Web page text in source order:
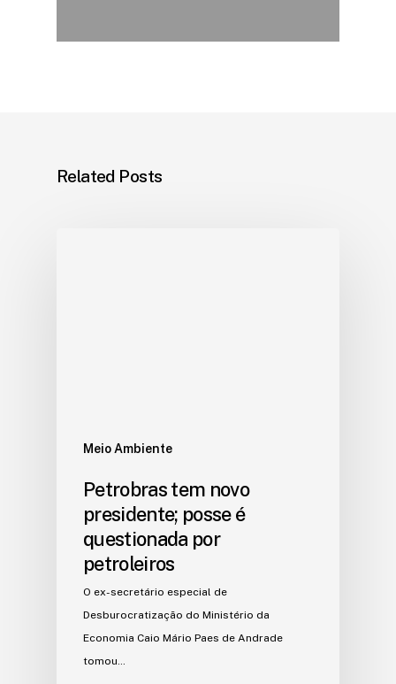
Related Posts
Meio Ambiente
Petrobras tem novo
presidente; posse é
questionada por
petroleiros
O ex-secretário especial de
Desburocratização do Ministério da
Economia Caio Mário Paes de Andrade
tomou…